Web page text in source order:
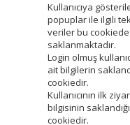
Kullanıcıya
popuplar ile ilgili
veriler bu cookiede
saklanmaktadır.
Login olmuş
ait bilgilerin
cookiedir.
Kullanıcının ilk
bilgisinin saklandığı
cookiedir.